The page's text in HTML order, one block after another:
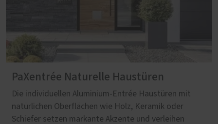
PaXentrée Naturelle Haustüren
Die individuellen Aluminium-Entrée Haustüren mit
natürlichen Oberflächen wie Holz, Keramik oder
Schiefer setzen markante Akzente und verleihen